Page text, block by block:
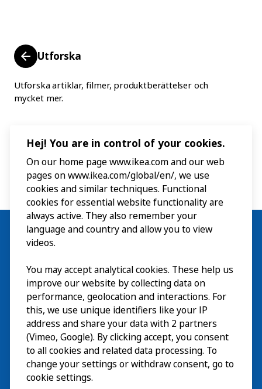
Utforska
Utforska artiklar, filmer, produktberättelser och
mycket mer.
Besök
Utforska
På gång
Om
Hej! You are in control of your cookies.
On our home page www.ikea.com and our web
pages on www.ikea.com/global/en/, we use
cookies and similar techniques. Functional
cookies for essential website functionality are
always active. They also remember your
language and country and allow you to view
videos.
You may accept analytical cookies. These help us
improve our website by collecting data on
performance, geolocation and interactions. For
this, we use unique identifiers like your IP
address and share your data with 2 partners
(Vimeo, Google). By clicking accept, you consent
to all cookies and related data processing. To
change your settings or withdraw consent, go to
cookie settings.